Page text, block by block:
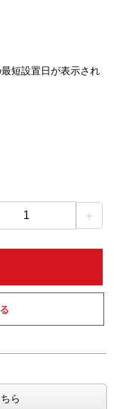
短設置日が表示され
1 ＋
ら